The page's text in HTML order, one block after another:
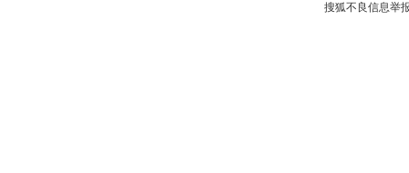
搜狐不良信息举